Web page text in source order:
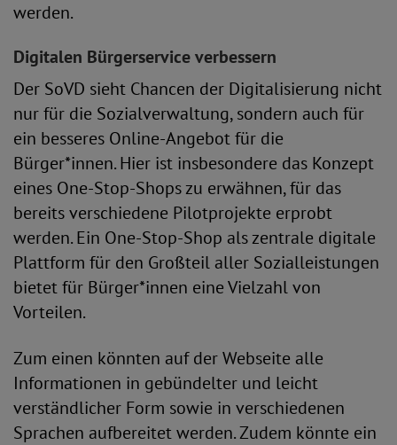
werden.
Digitalen Bürgerservice verbessern
Der SoVD sieht Chancen der Digitalisierung nicht
nur für die Sozialverwaltung, sondern auch für
ein besseres Online-Angebot für die
Bürger*innen. Hier ist insbesondere das Konzept
eines One-Stop-Shops zu erwähnen, für das
bereits verschiedene Pilotprojekte erprobt
werden. Ein One-Stop-Shop als zentrale digitale
Plattform für den Großteil aller Sozialleistungen
bietet für Bürger*innen eine Vielzahl von
Vorteilen.
Zum einen könnten auf der Webseite alle
Informationen in gebündelter und leicht
verständlicher Form sowie in verschiedenen
Sprachen aufbereitet werden. Zudem könnte ein